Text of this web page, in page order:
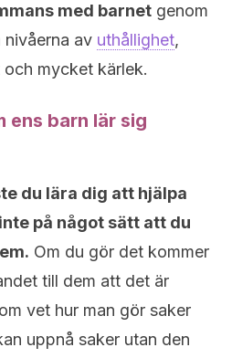
med barnet genom
av uthållighet,
mycket kärlek.
ens barn lär sig
du lära dig att hjälpa
på något sätt att du
Om du gör det kommer
till dem att det är
vet hur man gör saker
uppnå saker utan den